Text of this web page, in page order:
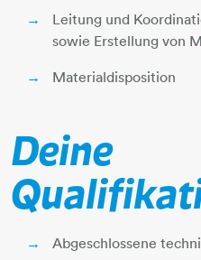
Leitung und
sowie Erstellung von
Materialdisposition
Deine
Abgeschlossene